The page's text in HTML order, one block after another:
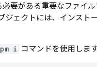
要がある重要なファイ
ジェクトには、インスト
i コマンドを使用します